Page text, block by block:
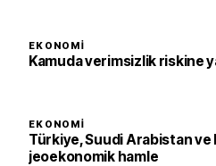
EKONOMI
Kamuda verimsizlik riskine
EKONOMI
Türkiye, Suudi Arabistan ve
jeoekonomik hamle